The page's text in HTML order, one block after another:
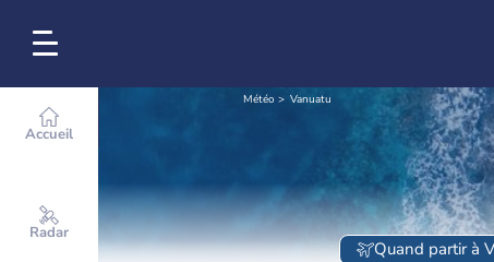
Accueil
Radar
Météo Vanuatu
Quand partir à